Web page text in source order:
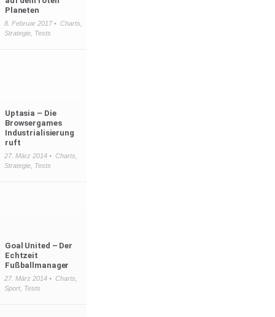
Planeten
8. Februar 2017 • Charts
Strategie, Tests
Uptasia – Die
Browsergames
Industrialisierung
ruft
27. März 2014 • Charts
Strategie, Tests
Goal United – Der
Echtzeit
Fußballmanager
27. März 2014 • Charts
Sport, Tests